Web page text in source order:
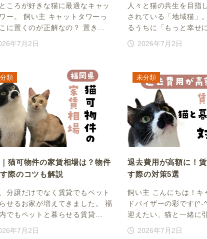
ころが好きな猫に最適なキャッ
ー。 飼い主 キャットタワーっ
に置くのが正解なの？ 置き…
年7月2日
人々と猫の共生を目指
されている「地域猫」
るうちに「もっと幸せ
2026年7月2日
猫可物件の家賃相場は？物件
際のコツも解説
分譲だけでなく賃貸でもペット
せるお家が増えてきました。 福
でもペットと暮らせる賃貸…
年7月2日
類
退去費用が高額に！
す際の対策5選
飼い主 こんにちは！キ
ドバイザーの彩です(^-
迎えたい、猫と一緒に
2026年7月2日
未分類